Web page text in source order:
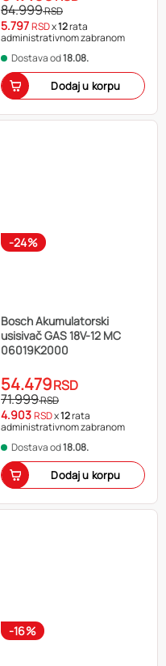
84.999RSD
5.797RSDx12rata
administrativnom zabranom
Dostava od18.08.
Dodaj u korpu
-24%
Bosch Akumulatorski
usisivač GAS 18V-12 MC
06019K2000
54.479RSD
71.999RSD
4.903RSDx12rata
administrativnom zabranom
Dostava od18.08.
Dodaj u korpu
-16%